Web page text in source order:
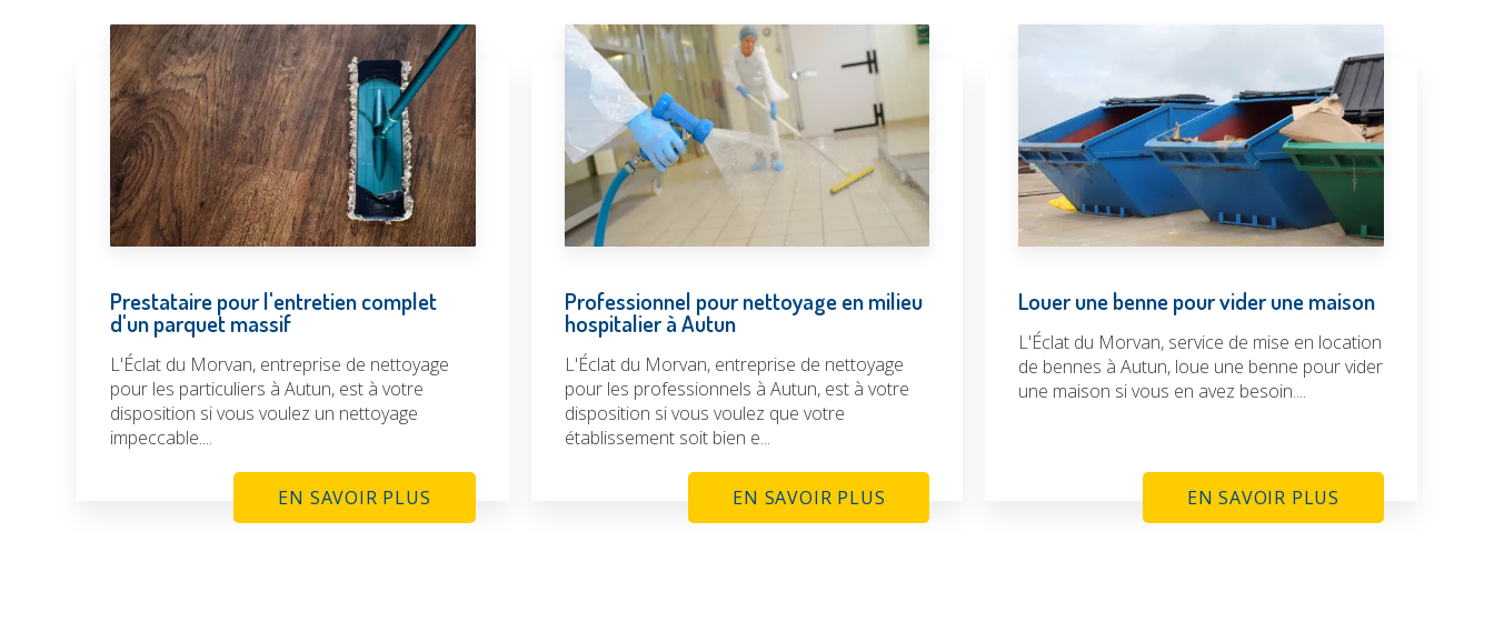
Prestataire pour l'entretien complet
d'un parquet massif
L'Éclat du Morvan, entreprise de nettoyage
pour les particuliers à Autun, est à votre
disposition si vous voulez un nettoyage
impeccable....
EN SAVOIR PLUS
Professionnel pour nettoyage en milieu
hospitalier à Autun
L'Éclat du Morvan, entreprise de nettoyage
pour les professionnels à Autun, est à votre
disposition si vous voulez que votre
établissement soit bien e...
EN SAVOIR PLUS
Louer une benne pour vider une maison
L'Éclat du Morvan, service de mise en location
de bennes à Autun, loue une benne pour vider
une maison si vous en avez besoin....
EN SAVOIR PLUS